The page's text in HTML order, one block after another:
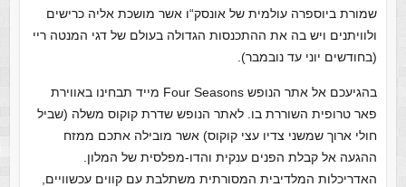
שמורת ביוספרה עולמית של אונסק“ו אשר מושכת אליה כרישים
ולוויתנים ויש בה את ההתכנסות הגדולה בעולם של דגי המנטה ריי
(בחודשים יוני עד נובמבר).
בהגיעכם אל אתר הנופש Four Seasons מייד תבחינו באווירת
פאר טרופית השוררת בו. לאתר הנופש שדרת קוקוס משלה (שביל
חולי ארוך שמשני צדיו עצי קוקוס) אשר מובילה אתכם ממזח
ההגעה אל קבלת הפנים ענקית והדו-מפלסית של המלון.
האדריכלות המלדיבית המסורתית משתלבת עם קווים עכשוויים,